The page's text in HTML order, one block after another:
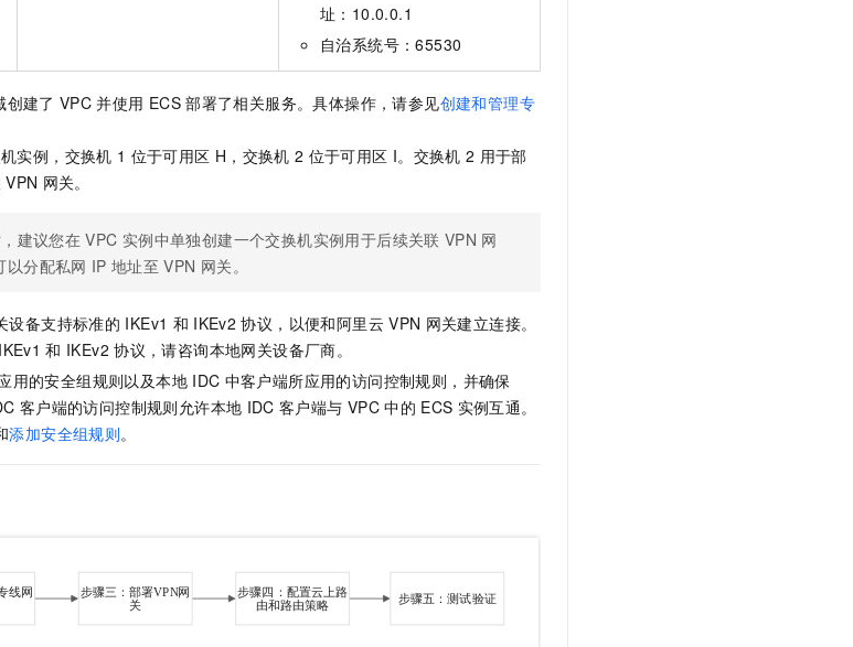
址：10.0.0.1
自治系统号：65530
创建了 VPC 并使用 ECS 部署了相关服务。具体操作，请参见创建和管理专
实例，交换机 1 位于可用区 H，交换机 2 位于可用区 I。交换机 2 用于部
VPN 网关。
建议您在 VPC 实例中单独创建一个交换机实例用于后续关联 VPN 网
以分配私网 IP 地址至 VPN 网关。
设备支持标准的 IKEv1 和 IKEv2 协议，以便和阿里云 VPN 网关建立连接。
IKEv1 和 IKEv2 协议，请咨询本地网关设备厂商。
用的安全组规则以及本地 IDC 中客户端所应用的访问控制规则，并确保
客户端的访问控制规则允许本地 IDC 客户端与 VPC 中的 ECS 实例互通。
添加安全组规则。